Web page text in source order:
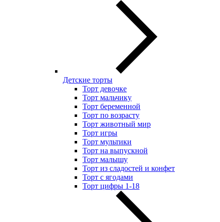
Детские торты
Торт девочке
Торт мальчику
Торт беременной
Торт по возрасту
Торт животный мир
Торт игры
Торт мультики
Торт на выпускной
Торт малышу
Торт из сладостей и конфет
Торт с ягодами
Торт цифры 1-18